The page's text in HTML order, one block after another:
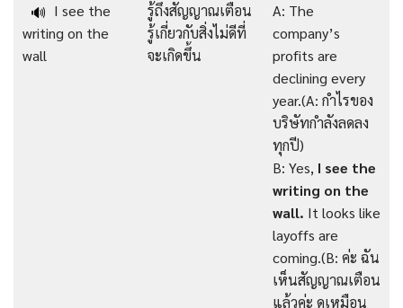
🔊 I see the
writing on the
wall
รู้ถึงสัญญาณเตือน
รู้เกี่ยวกับสิ่งไม่ดีที่
จะเกิดขึ้น
A: The
company’s
profits are
declining every
year.(A: กำไรของ
บริษัทกำลังลดลง
ทุกปี)
B: Yes, I see the
writing on the
wall. It looks like
layoffs are
coming.(B: ค่ะ ฉัน
เห็นสัญญาณเตือน
แล้วค่ะ ดูเหมือน